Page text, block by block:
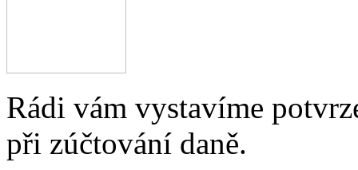
Rádi vám vystavíme
při zúčtování daně.